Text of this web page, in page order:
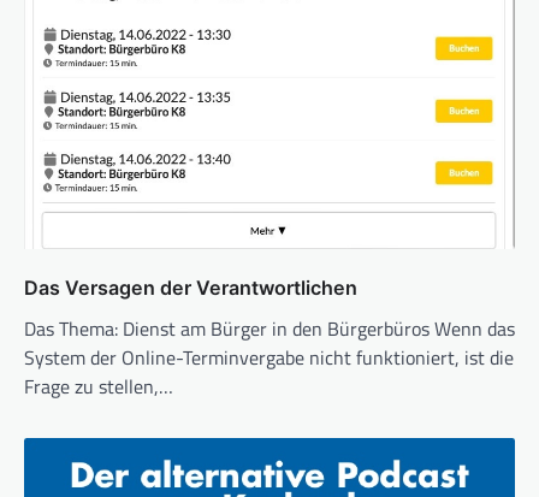
Das Versagen der Verantwortlichen
Das Thema: Dienst am Bürger in den Bürgerbüros Wenn das
System der Online-Terminvergabe nicht funktioniert, ist die
Frage zu stellen,…